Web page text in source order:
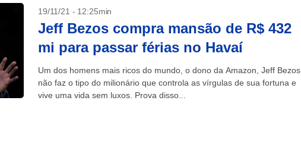
19/11/21 - 12:25min
Jeff Bezos compra mansão de R$ 432
mi para passar férias no Havaí
Um dos homens mais ricos do mundo, o dono da Amazon, Jeff Bezos
não faz o tipo do milionário que controla as vírgulas de sua fortuna e
vive uma vida sem luxos. Prova disso...